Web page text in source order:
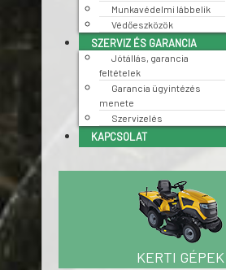
Munkavédelmi lábbelik
Védőeszközök
SZERVIZ ÉS GARANCIA
Jótállás, garancia
feltételek
Garancia ügyintézés
menete
Szervizelés
KAPCSOLAT
KERTI GÉPEK